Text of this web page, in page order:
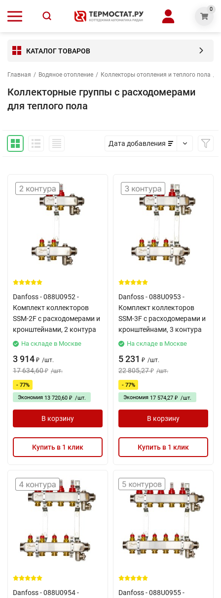
0
КАТАЛОГ ТОВАРОВ
Главная / Водяное отопление / Коллекторы отопления и теплого пола /
Коллекторные группы с расходомерами
для теплого пола
Дата добавления
Danfoss - 088U0952 -
Комплект коллекторов
SSM-2F с расходомерами и
кронштейнами, 2 контура
На складе в Москве
3 914 ₽ /шт.
17 634,60 ₽ /шт.
- 77%
Экономия 13 720,60 ₽ /шт.
В корзину
Купить в 1 клик
Danfoss - 088U0953 -
Комплект коллекторов
SSM-3F с расходомерами и
кронштейнами, 3 контура
На складе в Москве
5 231 ₽ /шт.
22 805,27 ₽ /шт.
- 77%
Экономия 17 574,27 ₽ /шт.
В корзину
Купить в 1 клик
Danfoss - 088U0954 -
Danfoss - 088U0955 -